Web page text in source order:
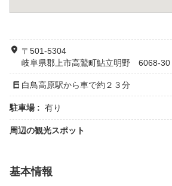
〒501-5304
岐阜県郡上市高鷲町鮎立明野 6068-
白鳥高原駅から車で約２３分
駐車場 : 有り
周辺の観光スポット
基本情報